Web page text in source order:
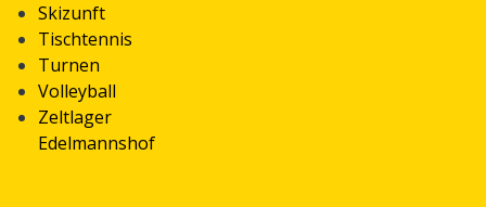
Skizunft
Tischtennis
Turnen
Volleyball
Zeltlager
Edelmannshof